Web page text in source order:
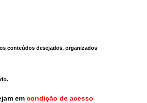
conteúdos desejados, organizados
em condição de acesso